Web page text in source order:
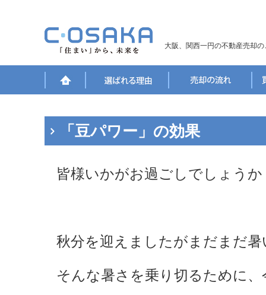
大阪、関西一円の不動産売却
「豆パワー」の効果
皆様いかがお過ごしでしょうか
秋分を迎えましたがまだまだ
そんな暑さを乗り切るために